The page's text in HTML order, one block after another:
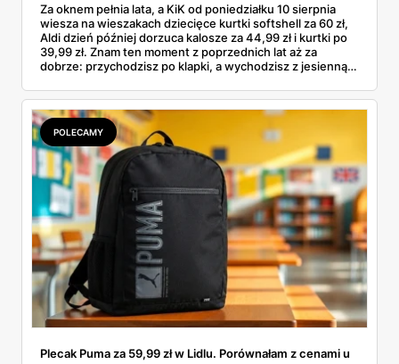
Za oknem pełnia lata, a KiK od poniedziałku 10 sierpnia
wiesza na wieszakach dziecięce kurtki softshell za 60 zł,
Aldi dzień później dorzuca kalosze za 44,99 zł i kurtki po
39,99 zł. Znam ten moment z poprzednich lat aż za
dobrze: przychodzisz po klapki, a wychodzisz z jesienną
pojawi się w gazetkach w przyszłym tygodniu i czy jest
sens kupować jesień, zanim skończą się wakacje.
POLECAMY
Plecak Puma za 59,99 zł w Lidlu. Porównałam z cenami u